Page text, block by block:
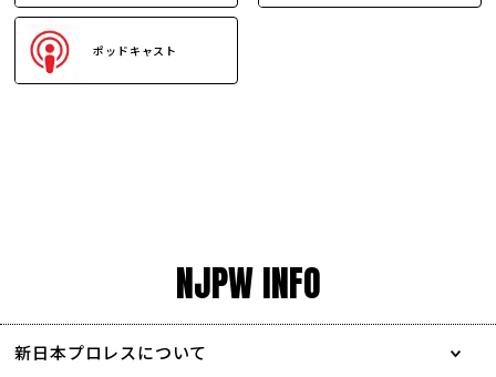
ポッドキャスト
NJPW INFO
新日本プロレスについて